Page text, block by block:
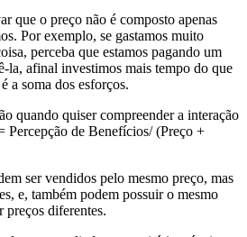
que o preço não é composto apenas
Por exemplo, se gastamos muito
perceba que estamos pagando um
la, afinal investimos mais tempo do que
a soma dos esforços.
quando quiser compreender a interação
Percepção de Benefícios/ (Preço +
ser vendidos pelo mesmo preço, mas
e, também podem possuir o mesmo
preços diferentes.